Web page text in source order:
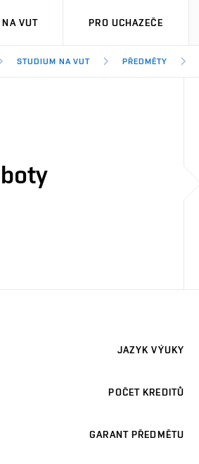
NA VUT PRO UCHAZEČE
STUDIUM NA VUT PŘEDMĚTY
JAZYK VÝUKY
POČET KREDITŮ
GARANT PŘEDMĚTU